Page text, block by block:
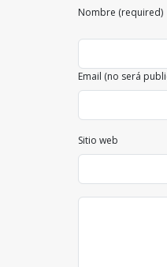
Nombre (required)
Email (no será
Sitio web